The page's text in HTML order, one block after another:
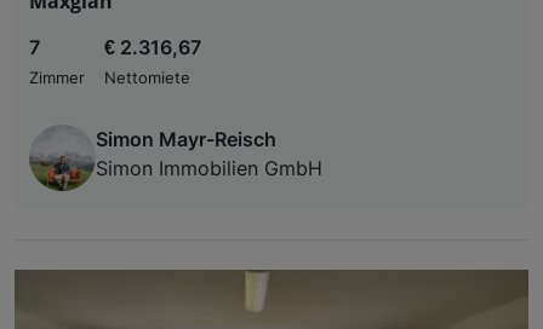
7
Zimmer
€ 2.316,67
Nettomiete
Simon Mayr-Reisch
Simon Immobilien GmbH